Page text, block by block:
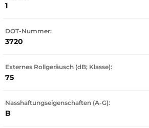
1
DOT-Nummer:
3720
Externes Rollgeräusch (dB; Klasse):
75
Nasshaftungseigenschaften (A-G):
B